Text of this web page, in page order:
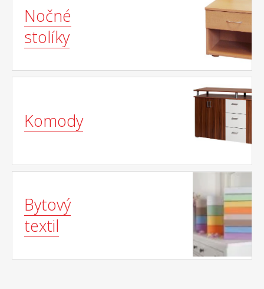
Nočné
stolíky
Komody
Bytový
textil